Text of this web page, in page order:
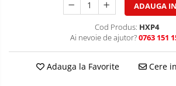
ADAUGA
Cod Produs: HXP4
Ai nevoie de ajutor?0763 151
Adauga la Favorite Cere